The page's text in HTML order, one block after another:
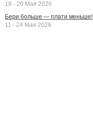
18 - 20 Мая 2026
Бери больше — плати меньше!
11 - 24 Мая 2026